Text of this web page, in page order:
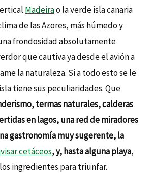
Madeirao la verde isla canaria
de las Azores, más húmedo y
frondosidad absolutamente
que cautiva ya desde el avión a
la naturaleza. Si a todo esto se le
tiene sus peculiaridades. Que
termas naturales, calderas
en lagos, una red de miradores
gastronomía muy sugerente, la
cetáceos, y, hasta alguna playa,
ingredientes para triunfar.